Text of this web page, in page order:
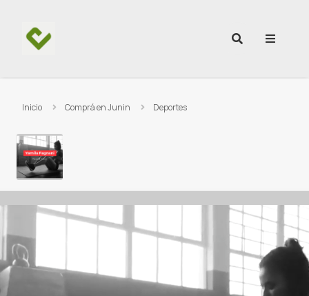
Inicio Comprá en Junin Deportes